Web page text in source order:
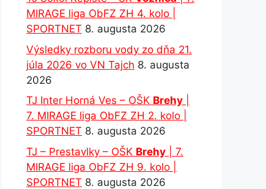
MIRAGE liga ObFZ ZH 4. kolo |
SPORTNET 8. augusta 2026
Výsledky rozboru vody zo dňa 21.
júla 2026 vo VN Tajch 8. augusta
2026
TJ Inter Horná Ves – OŠK Brehy
7. MIRAGE liga ObFZ ZH 2. kolo |
SPORTNET 8. augusta 2026
TJ – Prestavlky – OŠK Brehy | 7.
MIRAGE liga ObFZ ZH 9. kolo |
SPORTNET 8. augusta 2026